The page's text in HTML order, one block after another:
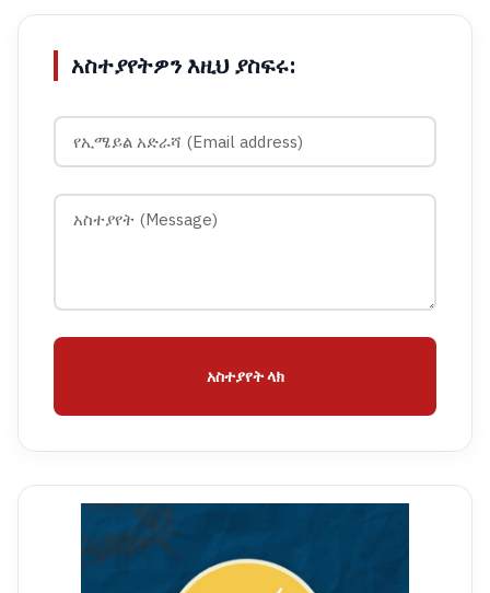
አስተያየትዎን እዚህ ያስፍሩ:
አስተያየት ላክ